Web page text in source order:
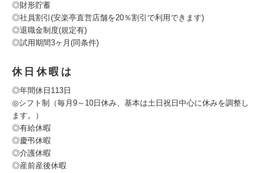
◎財形貯蓄
◎社員割引(安楽亭直営店舗を20％割引で利用できます)
◎退職金制度(規定有)
◎試用期間3ヶ月(同条件)
休日休暇は
◎年間休日113日
◎シフト制（毎月9～10日休み、基本は土日祝日中心に休みを調整し
ます。）
◎有給休暇
◎慶弔休暇
◎介護休暇
◎産前産後休暇